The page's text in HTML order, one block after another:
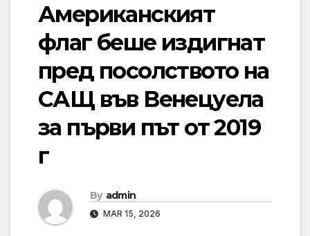
Американският
флаг беше издигнат
пред посолството на
САЩ във Венецуела
за първи път от 2019
г
By admin
MAR 15, 2026